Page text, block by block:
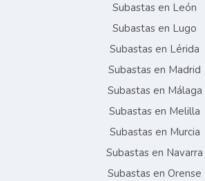
Subastas en León
Subastas en Lugo
Subastas en Lérida
Subastas en Madrid
Subastas en Málaga
Subastas en Melilla
Subastas en Murcia
Subastas en Navarra
Subastas en Orense